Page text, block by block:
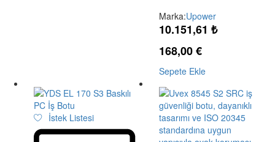
Marka:Upower
10.151,61 ₺
168,00€
Sepete Ekle
İstek Listesi